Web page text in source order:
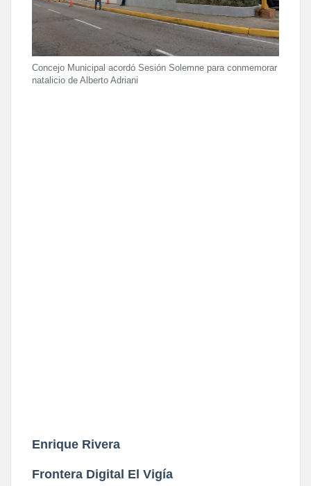
Concejo Municipal acordó Sesión Solemne para conmemorar
natalicio de Alberto Adriani
Enrique Rivera
Frontera Digital El Vigía